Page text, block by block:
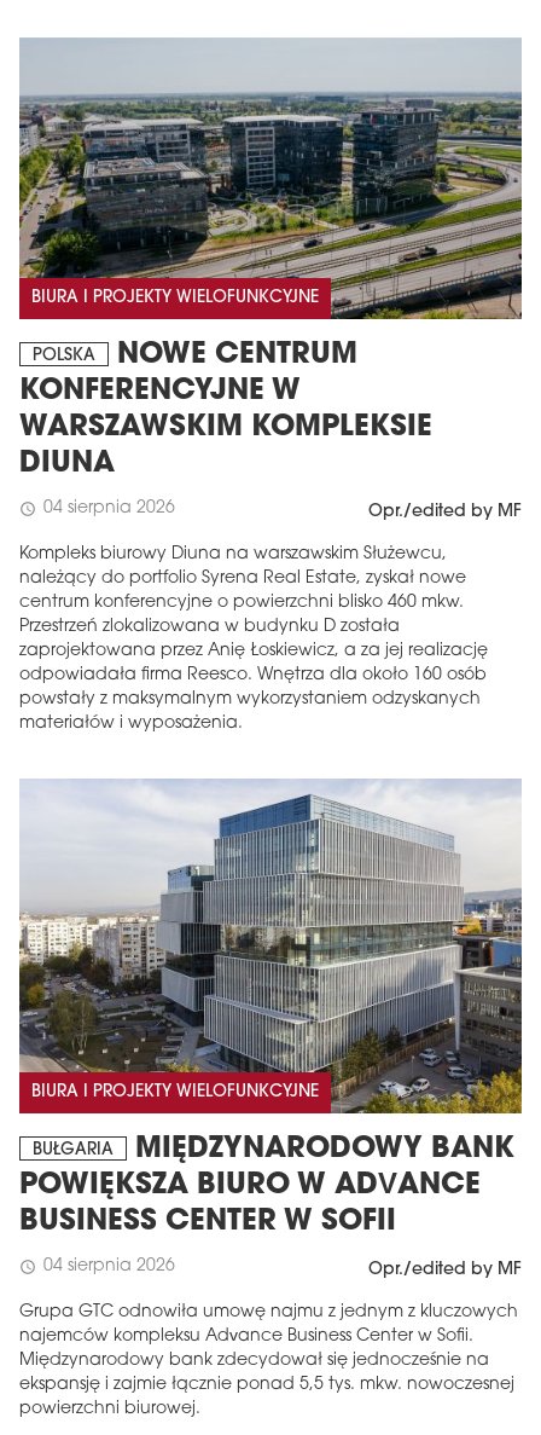
BIURA I PROJEKTY WIELOFUNKCYJNE
POLSKA
NOWE CENTRUM
KONFERENCYJNE W
WARSZAWSKIM KOMPLEKSIE
DIUNA
schedule 04 sierpnia 2026 Opr./edited by MF
Kompleks biurowy Diuna na warszawskim Służewcu,
należący do portfolio Syrena Real Estate, zyskał nowe
centrum konferencyjne o powierzchni blisko 460 mkw.
Przestrzeń zlokalizowana w budynku D została
zaprojektowana przez Anię Łoskiewicz, a za jej realizację
odpowiadała firma Reesco. Wnętrza dla około 160 osób
powstały z maksymalnym wykorzystaniem odzyskanych
materiałów i wyposażenia.
BIURA I PROJEKTY WIELOFUNKCYJNE
BUŁGARIA
MIĘDZYNARODOWY BANK
POWIĘKSZA BIURO W ADVANCE
BUSINESS CENTER W SOFII
schedule 04 sierpnia 2026 Opr./edited by MF
Grupa GTC odnowiła umowę najmu z jednym z kluczowych
najemców kompleksu Advance Business Center w Sofii.
Międzynarodowy bank zdecydował się jednocześnie na
ekspansję i zajmie łącznie ponad 5,5 tys. mkw. nowoczesnej
powierzchni biurowej.